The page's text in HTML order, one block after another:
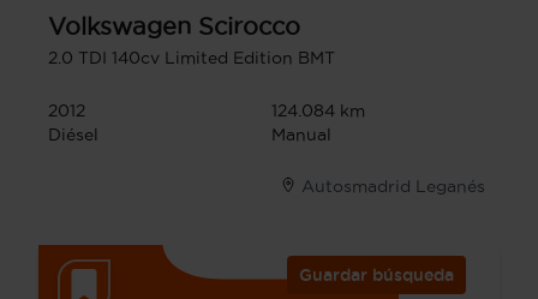
Volkswagen Scirocco
2.0 TDI 140cv Limited Edition BMT
2012
124.084 km
Diésel
Manual
Autosmadrid Leganés
Guardar búsqueda